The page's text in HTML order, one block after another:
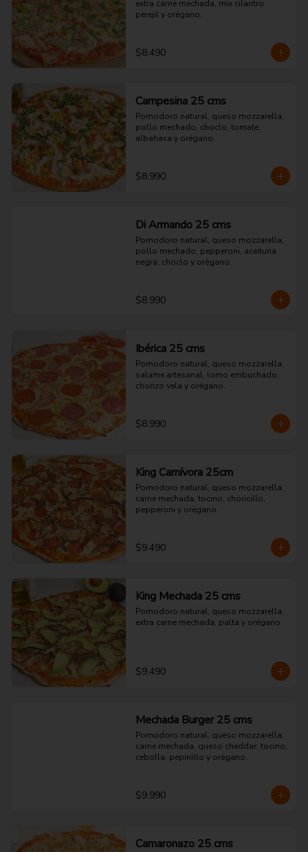
extra carne mechada, mix cilantro
perejil y orégano.
$8.490
Campesina 25 cms
Pomodoro natural, queso mozzarella,
pollo mechado, choclo, tomate,
albahaca y orégano.
$8.990
Di Armando 25 cms
Pomodoro natural, queso mozzarella,
pollo mechado, pepperoni, aceituna
negra, choclo y orégano.
$8.990
Ibérica 25 cms
Pomodoro natural, queso mozzarella,
salame artesanal, lomo embuchado,
chorizo vela y orégano.
$8.990
King Carnívora 25cm
Pomodoro natural, queso mozzarella,
carne mechada, tocino, choricillo,
pepperoni y orégano.
$9.490
King Mechada 25 cms
Pomodoro natural, queso mozzarella,
extra carne mechada, palta y orégano.
$9.490
Mechada Burger 25 cms
Pomodoro natural, queso mozzarella,
carne mechada, queso cheddar, tocino,
cebolla, pepinillo y orégano.
$9.990
Camaronazo 25 cms